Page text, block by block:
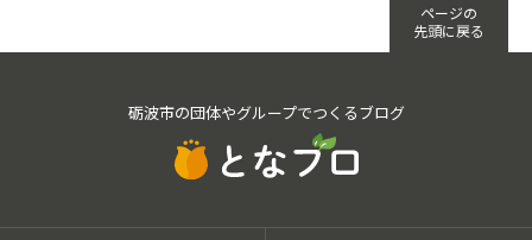
ページの
先頭に戻る
砺波市の団体やグループでつくるブログ